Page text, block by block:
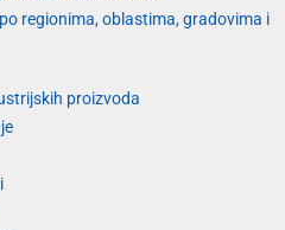
regionima, oblastima, gradovima i
proizvoda